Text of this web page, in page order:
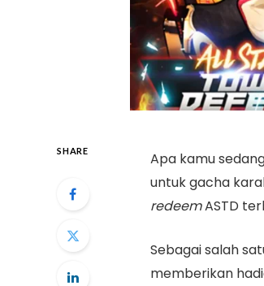
SHARE Apa kamu
untuk gacha
redeemASTD
Sebagai salah
memberikan